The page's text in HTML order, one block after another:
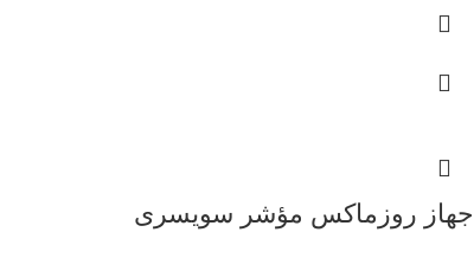
جهاز روزماكس مؤشر سويسرى